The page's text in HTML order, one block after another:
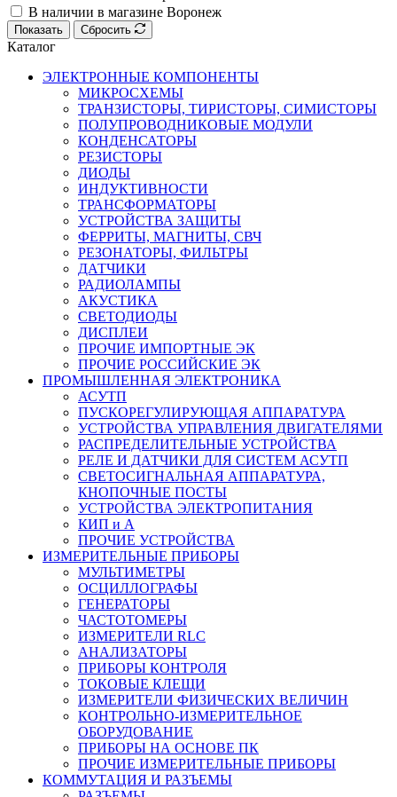
В наличии в магазине Воронеж
Показать Сбросить
Каталог
ЭЛЕКТРОННЫЕ КОМПОНЕНТЫ
МИКРОСХЕМЫ
ТРАНЗИСТОРЫ, ТИРИСТОРЫ, СИМИСТОРЫ
ПОЛУПРОВОДНИКОВЫЕ МОДУЛИ
КОНДЕНСАТОРЫ
РЕЗИСТОРЫ
ДИОДЫ
ИНДУКТИВНОСТИ
ТРАНСФОРМАТОРЫ
УСТРОЙСТВА ЗАЩИТЫ
ФЕРРИТЫ, МАГНИТЫ, СВЧ
РЕЗОНАТОРЫ, ФИЛЬТРЫ
ДАТЧИКИ
РАДИОЛАМПЫ
АКУСТИКА
СВЕТОДИОДЫ
ДИСПЛЕИ
ПРОЧИЕ ИМПОРТНЫЕ ЭК
ПРОЧИЕ РОССИЙСКИЕ ЭК
ПРОМЫШЛЕННАЯ ЭЛЕКТРОНИКА
АСУТП
ПУСКОРЕГУЛИРУЮЩАЯ АППАРАТУРА
УСТРОЙСТВА УПРАВЛЕНИЯ ДВИГАТЕЛЯМИ
РАСПРЕДЕЛИТЕЛЬНЫЕ УСТРОЙСТВА
РЕЛЕ И ДАТЧИКИ ДЛЯ СИСТЕМ АСУТП
СВЕТОСИГНАЛЬНАЯ АППАРАТУРА,
КНОПОЧНЫЕ ПОСТЫ
УСТРОЙСТВА ЭЛЕКТРОПИТАНИЯ
КИП и А
ПРОЧИЕ УСТРОЙСТВА
ИЗМЕРИТЕЛЬНЫЕ ПРИБОРЫ
МУЛЬТИМЕТРЫ
ОСЦИЛЛОГРАФЫ
ГЕНЕРАТОРЫ
ЧАСТОТОМЕРЫ
ИЗМЕРИТЕЛИ RLC
АНАЛИЗАТОРЫ
ПРИБОРЫ КОНТРОЛЯ
ТОКОВЫЕ КЛЕЩИ
ИЗМЕРИТЕЛИ ФИЗИЧЕСКИХ ВЕЛИЧИН
КОНТРОЛЬНО-ИЗМЕРИТЕЛЬНОЕ
ОБОРУДОВАНИЕ
ПРИБОРЫ НА ОСНОВЕ ПК
ПРОЧИЕ ИЗМЕРИТЕЛЬНЫЕ ПРИБОРЫ
КОММУТАЦИЯ И РАЗЪЕМЫ